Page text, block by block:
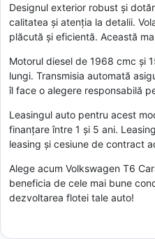
Designul exterior robust și
calitatea și atenția la detalii.
plăcută și eficientă. Această
Motorul diesel de 1968 cmc și
lungi. Transmisia automată
îl face o alegere responsabilă
Leasingul auto pentru acest
finanțare între 1 și 5 ani.
leasing și cesiune de contract
Alege acum Volkswagen T6
beneficia de cele mai bune
dezvoltarea flotei tale auto!